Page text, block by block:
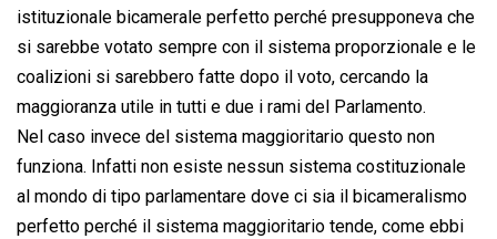
istituzionale bicamerale perfetto perché presupponeva che
si sarebbe votato sempre con il sistema proporzionale e le
coalizioni si sarebbero fatte dopo il voto, cercando la
maggioranza utile in tutti e due i rami del Parlamento.
Nel caso invece del sistema maggioritario questo non
funziona. Infatti non esiste nessun sistema costituzionale
al mondo di tipo parlamentare dove ci sia il bicameralismo
perfetto perché il sistema maggioritario tende, come ebbi